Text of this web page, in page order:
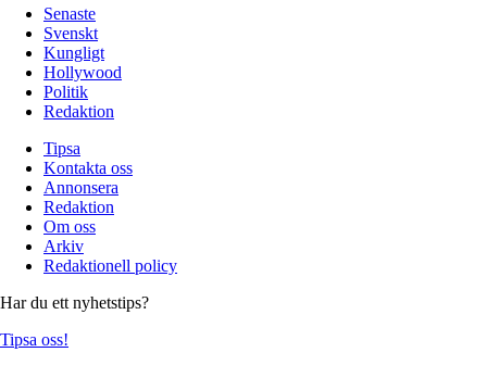
Senaste
Svenskt
Kungligt
Hollywood
Politik
Redaktion
Tipsa
Kontakta oss
Annonsera
Redaktion
Om oss
Arkiv
Redaktionell policy
Har du ett nyhetstips?
Tipsa oss!